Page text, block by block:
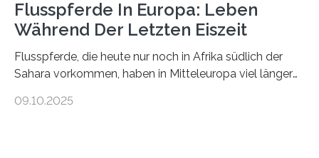
Flusspferde In Europa: Leben
Während Der Letzten Eiszeit
Flusspferde, die heute nur noch in Afrika südlich der
Sahara vorkommen, haben in Mitteleuropa viel länger
Knochenfunden zeigen, dass Flusspferde noch vor
09.10.2025